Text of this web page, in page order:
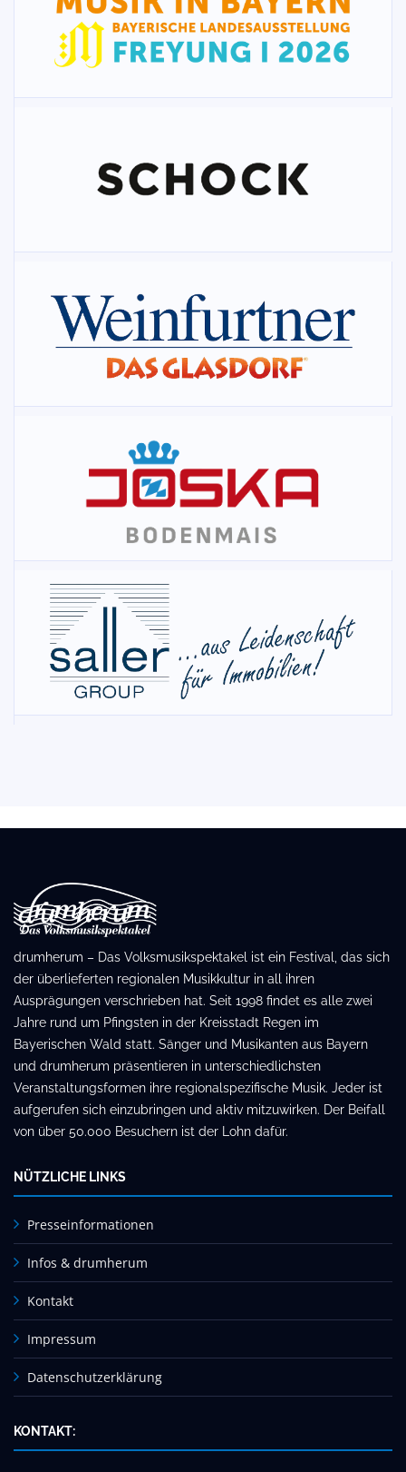
drumherum – Das Volksmusikspektakel ist ein Festival, das sich
der überlieferten regionalen Musikkultur in all ihren
Ausprägungen verschrieben hat. Seit 1998 findet es alle zwei
Jahre rund um Pfingsten in der Kreisstadt Regen im
Bayerischen Wald statt. Sänger und Musikanten aus Bayern
und drumherum präsentieren in unterschiedlichsten
Veranstaltungsformen ihre regionalspezifische Musik. Jeder ist
aufgerufen sich einzubringen und aktiv mitzuwirken. Der Beifall
von über 50.000 Besuchern ist der Lohn dafür.
NÜTZLICHE LINKS
Presseinformationen
Infos & drumherum
Kontakt
Impressum
Datenschutzerklärung
KONTAKT: